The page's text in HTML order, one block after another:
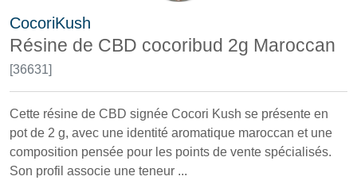
CocoriKush
Résine de CBD cocoribud 2g Maroccan
[36631]
Cette résine de CBD signée Cocori Kush se présente en
pot de 2 g, avec une identité aromatique maroccan et une
composition pensée pour les points de vente spécialisés.
Son profil associe une teneur ...